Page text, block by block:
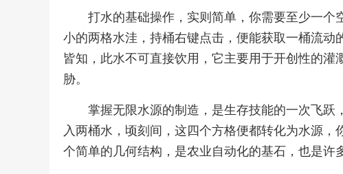
打水的基础操作，实则简单，你需要至少一
小的两格水洼，持桶右键点击，便能获取一桶流
皆知，此水不可直接饮用，它主要用于开创性的
胁。
掌握无限水源的制造，是生存技能的一次飞跃
入两桶水，顷刻间，这四个方格便都转化为水源
个简单的几何结构，是农业自动化的基石，也是许